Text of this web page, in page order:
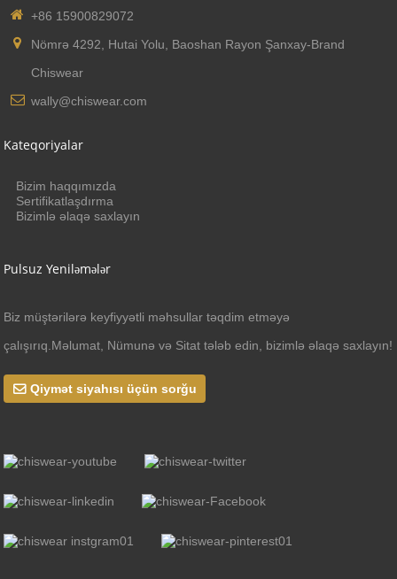
+86 15900829072
Nömrə 4292, Hutai Yolu, Baoshan Rayon Şanxay-Brand
Chiswear
wally@chiswear.com
Kateqoriyalar
Bizim haqqımızda
Sertifikatlaşdırma
Bizimlə əlaqə saxlayın
Pulsuz Yeniləmələr
Biz müştərilərə keyfiyyətli məhsullar təqdim etməyə
çalışırıq.Məlumat, Nümunə və Sitat tələb edin, bizimlə əlaqə saxlayın!
Qiymət siyahısı üçün sorğu